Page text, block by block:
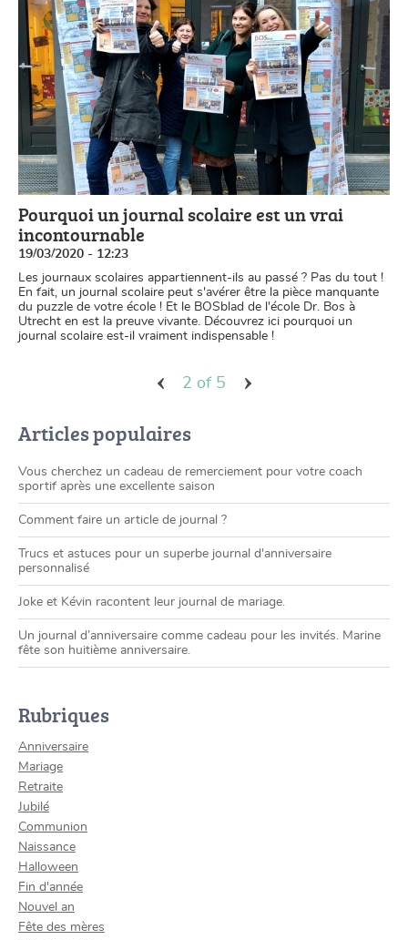
Pourquoi un journal scolaire est un vrai
incontournable
19/03/2020 - 12:23
Les journaux scolaires appartiennent-ils au passé ? Pas du tout !
En fait, un journal scolaire peut s'avérer être la pièce manquante
du puzzle de votre école ! Et le BOSblad de l'école Dr. Bos à
Utrecht en est la preuve vivante. Découvrez ici pourquoi un
journal scolaire est-il vraiment indispensable !
2 of 5
Articles populaires
Vous cherchez un cadeau de remerciement pour votre coach
sportif après une excellente saison
Comment faire un article de journal ?
Trucs et astuces pour un superbe journal d'anniversaire
personnalisé
Joke et Kévin racontent leur journal de mariage.
Un journal d’anniversaire comme cadeau pour les invités. Marine
fête son huitième anniversaire.
Rubriques
Anniversaire
Mariage
Retraite
Jubilé
Communion
Naissance
Halloween
Fin d'année
Nouvel an
Fête des mères